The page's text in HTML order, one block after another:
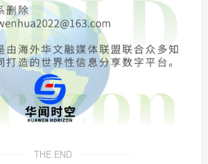
THE END